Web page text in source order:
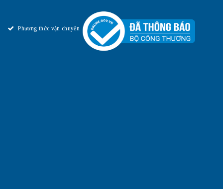
Phương thức vận chuyển